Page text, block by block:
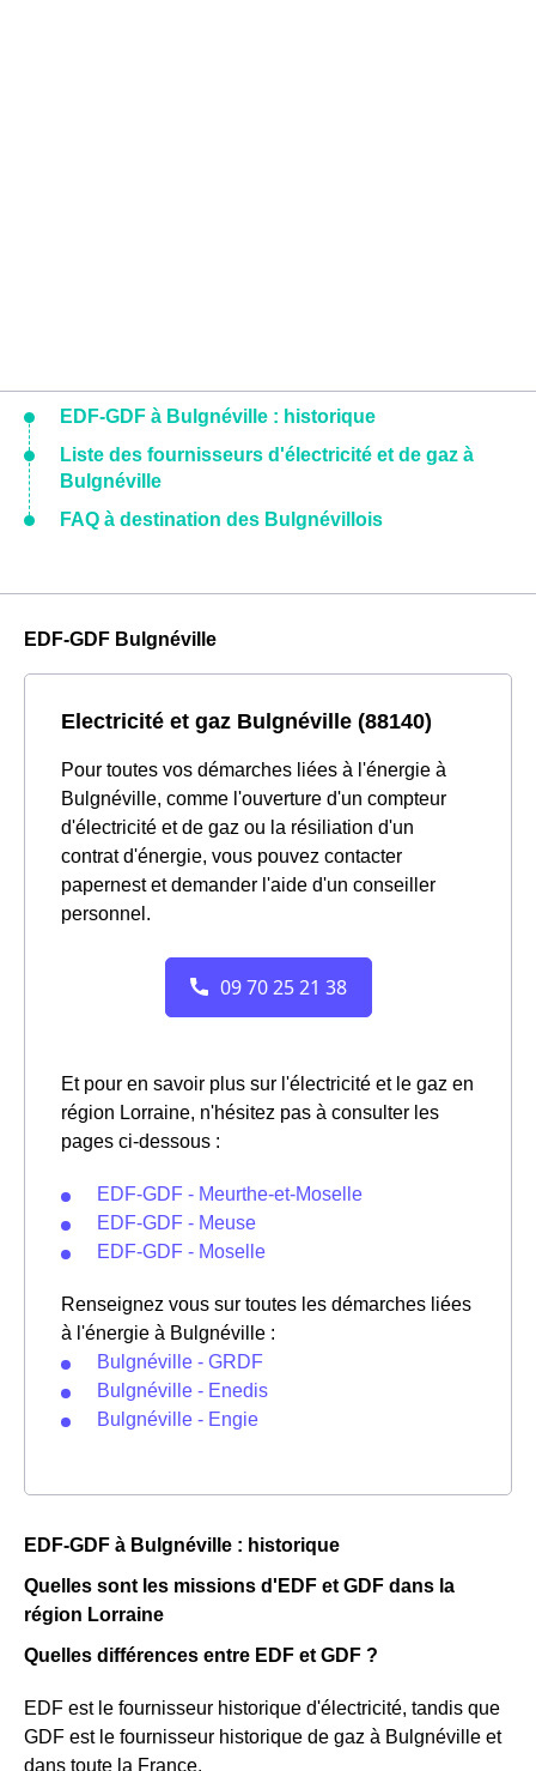
EDF-GDF à Bulgnéville : historique
Liste des fournisseurs d'électricité et de gaz à
Bulgnéville
FAQ à destination des Bulgnévillois
EDF-GDF Bulgnéville
Electricité et gaz Bulgnéville (88140)
Pour toutes vos démarches liées à l'énergie à
Bulgnéville, comme l'ouverture d'un compteur
d'électricité et de gaz ou la résiliation d'un
contrat d'énergie, vous pouvez contacter
papernest et demander l'aide d'un conseiller
personnel.
Et pour en savoir plus sur l'électricité et le gaz en
région Lorraine, n'hésitez pas à consulter les
pages ci-dessous :
EDF-GDF - Meurthe-et-Moselle
EDF-GDF - Meuse
EDF-GDF - Moselle
Renseignez vous sur toutes les démarches liées
à l'énergie à Bulgnéville :
Bulgnéville - GRDF
Bulgnéville - Enedis
Bulgnéville - Engie
EDF-GDF à Bulgnéville : historique
Quelles sont les missions d'EDF et GDF dans la
région Lorraine
Quelles différences entre EDF et GDF ?
EDF est le fournisseur historique d'électricité, tandis que
GDF est le fournisseur historique de gaz à Bulgnéville et
dans toute la France.